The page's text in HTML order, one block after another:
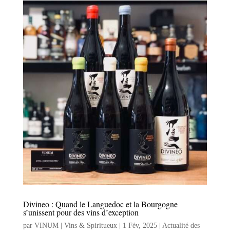
Divineo : Quand le Languedoc et la Bourgogne
s’unissent pour des vins d’exception
par VINUM | Vins & Spiritueux| 1 Fév, 2025| Actualité des